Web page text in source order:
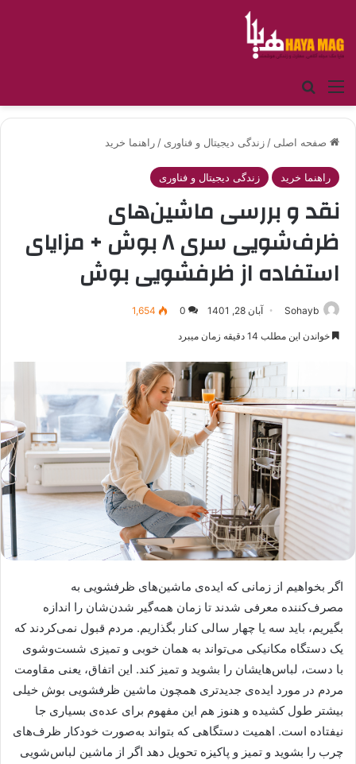
منو
صفحه اصلی / زندگی دیجیتال و فناوری / راهنما خرید
راهنما خرید زندگی دیجیتال و فناوری
نقد و بررسی ماشین‌های
ظرف‌شویی سری ۸ بوش + مزایای
استفاده از ظرفشویی بوش
Sohayb آبان 28, 1401 0
1,654
خواندن این مطلب 14 دقیقه زمان میبرد
اگر بخواهیم از زمانی که ایده‌ی ماشین‌های ظرفشویی به
مصرف‌کننده معرفی شدند تا زمان همه‌گیر شدن‌شان را اندازه
بگیریم، باید سه یا چهار سالی کنار بگذاریم. مردم قبول نمی‌کردند که
یک دستگاه مکانیکی می‌تواند به همان خوبی و تمیزی شست‌وشوی
با دست، لباس‌هایشان را بشوید و تمیز کند. این اتفاق، یعنی مقاومت
مردم در مورد ایده‌ی جدیدتری همچون ماشین ظرفشویی بوش خیلی
بیشتر طول کشیده و هنوز هم این مفهوم برای عده‌ی بسیاری جا
نیفتاده‌ است. اهمیت دستگاهی که بتواند به‌صورت خودکار ظرف‌های
چرب را بشوید و تمیز و پاکیزه تحویل دهد اگر از ماشین لباس‌شویی